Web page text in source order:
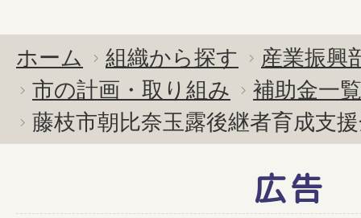
ホーム 組織から探す
産業振興
市の計画・取り組み
補助金一覧
藤枝市朝比奈玉露後継者育成支
広告